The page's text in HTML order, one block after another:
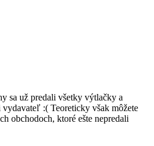
sa už predali všetky výtlačky a
vydavateľ :( Teoreticky však môžete
obchodoch, ktoré ešte nepredali